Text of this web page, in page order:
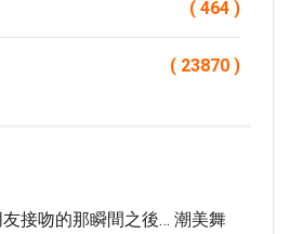
( 464 )
( 23870 )
接吻的那瞬間之後… 潮美舞